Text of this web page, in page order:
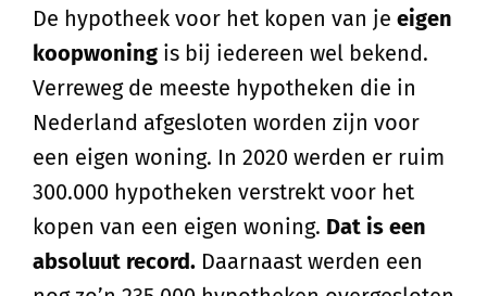
De hypotheek voor het kopen van je eigen
koopwoning is bij iedereen wel bekend.
Verreweg de meeste hypotheken die in
Nederland afgesloten worden zijn voor
een eigen woning. In 2020 werden er ruim
300.000 hypotheken verstrekt voor het
kopen van een eigen woning. Dat is een
absoluut record. Daarnaast werden een